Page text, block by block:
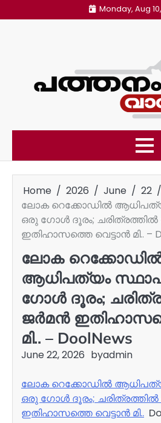
to
Monday, Aug
Home 2026 June
22
ലോക റെക്കോഡില്‍
ഒരു ഗോള്‍ ദൂരം; ചരിത്രത്തില്‍
ഇതിഹാസത്തെ വെട്ടാന്‍ മി.. –
ലോക
ആധിപത്യം
ഗോള്‍ ദൂരം;
ജര്‍മന്‍
മി.. – DoolNews
June 22, 2026 byadmin
ലോക റെക്കോഡില്‍
ഒരു ഗോള്‍ ദൂരം; ചരിത്രത്തില്‍
ഇതിഹാസത്തെ വെട്ടാന്‍ മി..